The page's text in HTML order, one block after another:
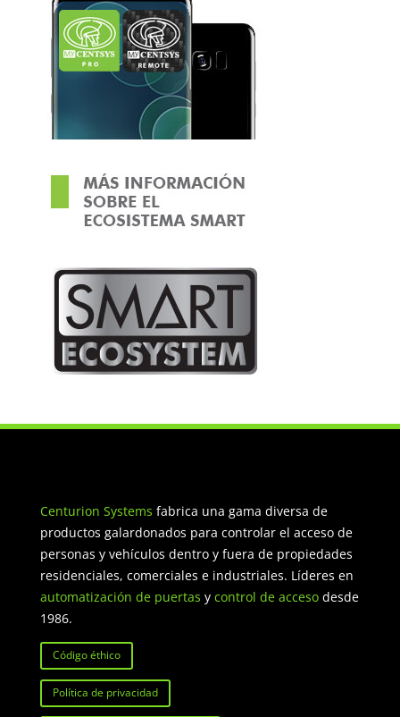
Centurion Systems fabrica una gama diversa de
productos galardonados para controlar el acceso de
personas y vehículos dentro y fuera de propiedades
residenciales, comerciales e industriales. Líderes en
automatización de puertas y control de accesodesde
1986.
Código éthico
Política de privacidad